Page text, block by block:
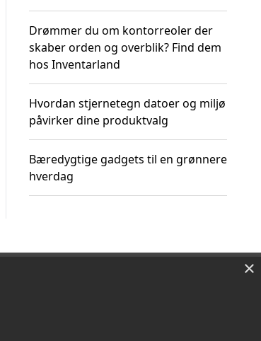
Drømmer du om kontorreoler der
skaber orden og overblik? Find dem
hos Inventarland
Hvordan stjernetegn datoer og miljø
påvirker dine produktvalg
Bæredygtige gadgets til en grønnere
hverdag
×